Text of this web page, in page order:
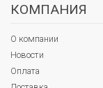
КОМПАНИЯ
О компании
Новости
Оплата